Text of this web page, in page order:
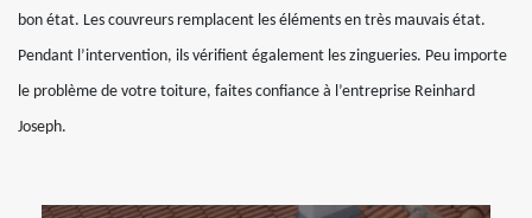
bon état. Les couvreurs remplacent les éléments en très mauvais état.
Pendant l’intervention, ils vérifient également les zingueries. Peu importe
le problème de votre toiture, faites confiance à l’entreprise Reinhard
Joseph.